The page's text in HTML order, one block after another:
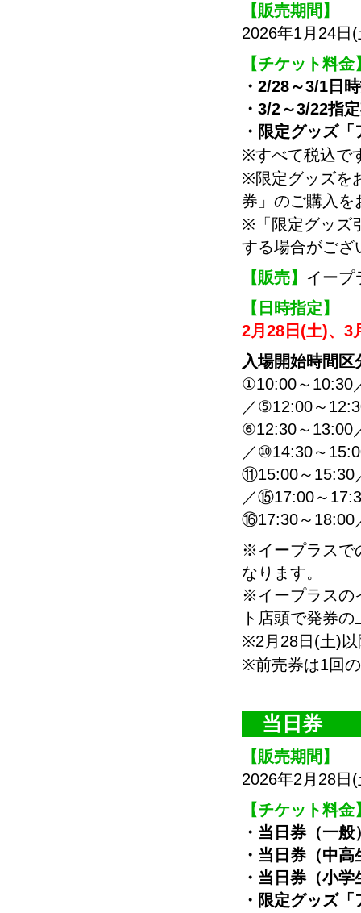
【販売期間】
2026年1月24日
【チケット料金
・2/28～3/1日
・3/2～3/22指
・限定グッズ
※すべて税込で
※限定グッズを
券」のご購入を
※「限定グッズ
する場合がござ
【販売】 イー
【日時指定】
2月28日(土)、3
入場開始時間区
①10:00～10:30
／⑤12:00～
⑥12:30～13:00
／⑩14:30～
⑪15:00～15:30
／⑮17:00～
⑯17:30～18:00
※イープラスで
なります。
※イープラスの
ト店頭で発券
※2月28日(土)以
※前売券は1回
当日券
【販売期間】
2026年2月28日
【チケット料金
・当日券（一
・当日券（中
・当日券（小
・限定グッズ